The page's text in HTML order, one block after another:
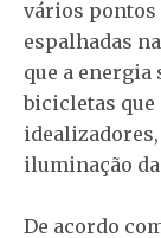
vários pontos
espalhadas
que a energia
bicicletas que
iluminação
De acordo